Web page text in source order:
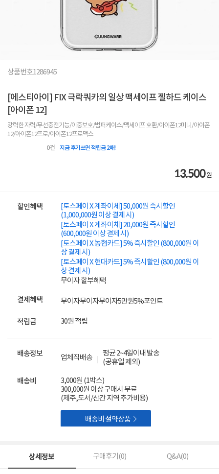
상품번호1286945
[에스티아이] FIX 극락쿼카의 일상 맥세이프 젤하드 케이스
[아이폰 12]
강력한 자력/무선충전기능/이중보호/범퍼케이스/맥세이프 호환/아이폰12미니/아이폰
12/아이폰12프로/아이폰12프로맥스
0건 지금 후기쓰면 적립금 2배!
13,500원
할인혜택
[토스페이 X 계좌이체] 50,000원 즉시할인
(1,000,000원 이상 결제 시)
[토스페이 X 계좌이체] 20,000원 즉시할인
(600,000원 이상 결제 시)
[토스페이 X 농협카드] 5% 즉시할인 (800,000원 이
상 결제 시)
[토스페이 X 현대카드] 5% 즉시할인 (800,000원 이
상 결제 시)
무이자 할부혜택
결제혜택 무이자무이자무이자5만원5%포인트
적립금 30원 적립
배송정보 업체직배송
평균 2~4일이내 발송
(공휴일 제외)
배송비
3,000원 (1박스)
300,000원 이상 구매시 무료
(제주,도서/산간 지역 추가비용)
배송비 절약상품 
상세정보 구매후기(0) Q&A(0)